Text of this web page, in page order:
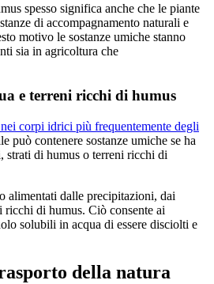
spesso significa anche che le piante
di accompagnamento naturali e
motivo le sostanze umiche stanno
sia in agricoltura che
e terreni ricchi di humus
corpi idrici più frequentemente degli
può contenere sostanze umiche se ha
strati di humus o terreni ricchi di
alimentati dalle precipitazioni, dai
ricchi di humus. Ciò consente ai
solubili in acqua di essere disciolti e
della natura